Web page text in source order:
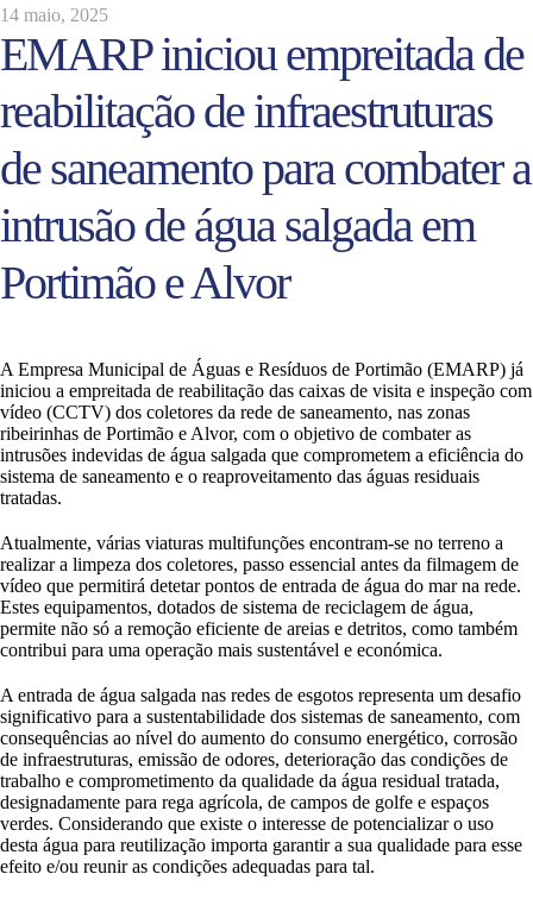
14 maio, 2025
EMARP iniciou empreitada de
reabilitação de infraestruturas
de saneamento para combater a
intrusão de água salgada em
Portimão e Alvor
A Empresa Municipal de Águas e Resíduos de Portimão (EMARP) já
iniciou a empreitada de reabilitação das caixas de visita e inspeção com
vídeo (CCTV) dos coletores da rede de saneamento, nas zonas
ribeirinhas de Portimão e Alvor, com o objetivo de combater as
intrusões indevidas de água salgada que comprometem a eficiência do
sistema de saneamento e o reaproveitamento das águas residuais
tratadas.
Atualmente, várias viaturas multifunções encontram-se no terreno a
realizar a limpeza dos coletores, passo essencial antes da filmagem de
vídeo que permitirá detetar pontos de entrada de água do mar na rede.
Estes equipamentos, dotados de sistema de reciclagem de água,
permite não só a remoção eficiente de areias e detritos, como também
contribui para uma operação mais sustentável e económica.
A entrada de água salgada nas redes de esgotos representa um desafio
significativo para a sustentabilidade dos sistemas de saneamento, com
consequências ao nível do aumento do consumo energético, corrosão
de infraestruturas, emissão de odores, deterioração das condições de
trabalho e comprometimento da qualidade da água residual tratada,
designadamente para rega agrícola, de campos de golfe e espaços
verdes. Considerando que existe o interesse de potencializar o uso
desta água para reutilização importa garantir a sua qualidade para esse
efeito e/ou reunir as condições adequadas para tal.